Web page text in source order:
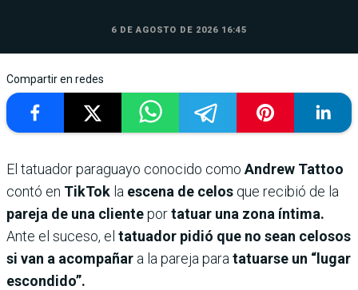
6 DE AGOSTO DE 2026 16:45
Compartir en redes
El tatuador paraguayo conocido como Andrew Tattoo
contó en TikTok la escena de celos que recibió de la
pareja de una clienteportatuar una zona íntima.
Ante el suceso, el tatuador pidió que no sean celosos
si van a acompañar a la pareja para tatuarse un “lugar
escondido”.